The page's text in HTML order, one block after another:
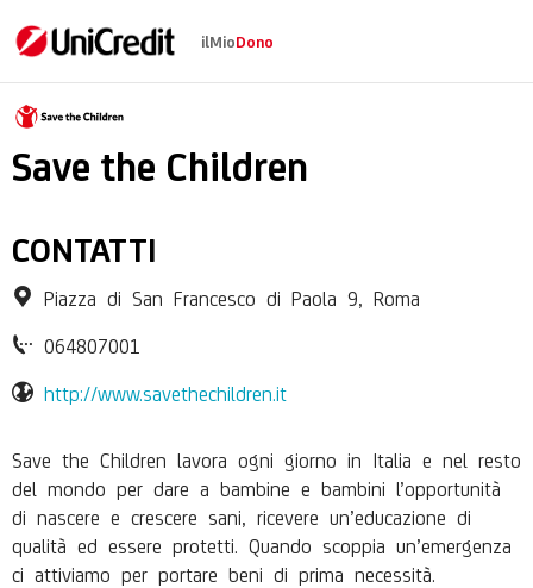
Save the Children
ilMioDono
Save the Children
CONTATTI
Piazza di San Francesco di Paola 9, Roma
064807001
http://www.savethechildren.it
Save the Children lavora ogni giorno in Italia e nel resto
del mondo per dare a bambine e bambini l’opportunità
di nascere e crescere sani, ricevere un’educazione di
qualità ed essere protetti. Quando scoppia un’emergenza
ci attiviamo per portare beni di prima necessità.